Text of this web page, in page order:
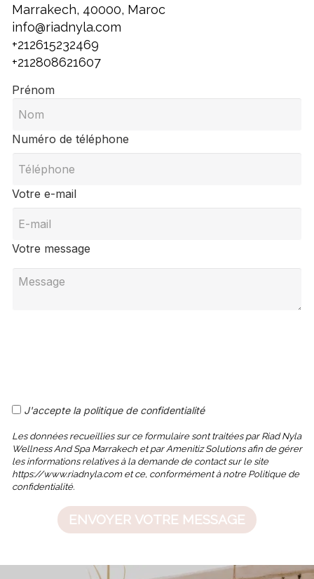
Marrakech, 40000, Maroc
info@riadnyla.com
+212615232469
+212808621607
Prénom
Numéro de téléphone
Votre e-mail
Votre message
J'accepte la politique de confidentialité
Les données recueillies sur ce formulaire sont traitées par Riad Nyla
Wellness And Spa Marrakech et par Amenitiz Solutions afin de gérer
les informations relatives à la demande de contact sur le site
https://www.riadnyla.com et ce, conformément à notre Politique de
confidentialité.